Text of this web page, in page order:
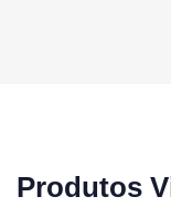
Produtos